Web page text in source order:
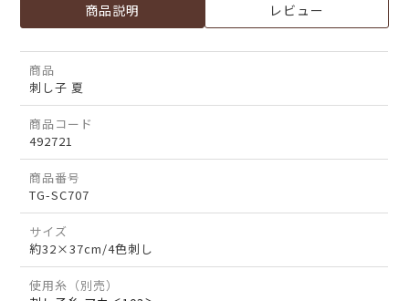
商品説明 レビュー
商品
刺し子 夏
商品コード
492721
商品番号
TG-SC707
サイズ
約32×37cm/4色刺し
使用糸（別売）